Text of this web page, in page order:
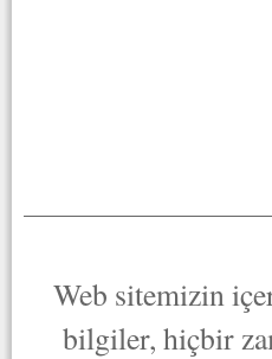
Web sitemizin
bilgiler, hiçbir